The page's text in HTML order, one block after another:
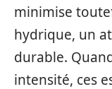
minimise
hydrique, un
durable.
intensité, ces